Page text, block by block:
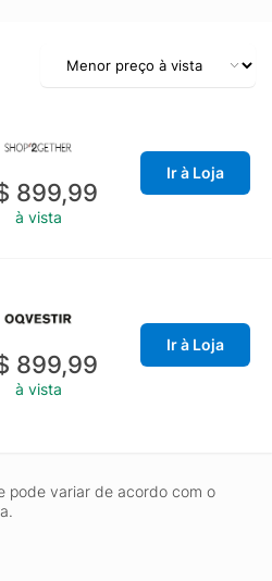
899,99
à vista
Ir à Loja
899,99
à vista
Ir à Loja
pode variar de acordo com o